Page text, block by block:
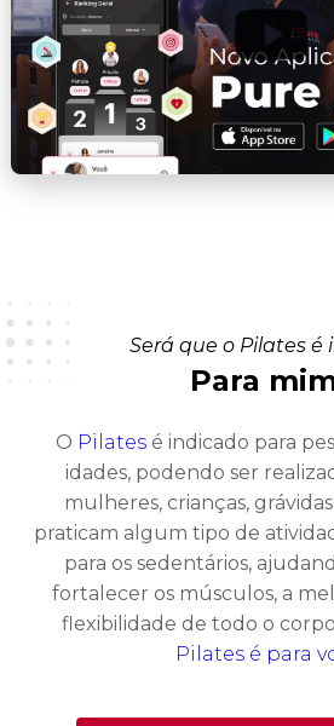
Será que o Pilates é
Para
O Pilatesé indicado para
idades, podendo ser
mulheres, crianças,
praticam algum tipo de
para os sedentários,
fortalecer os músculos, a
flexibilidade de todo o
Pilates é para